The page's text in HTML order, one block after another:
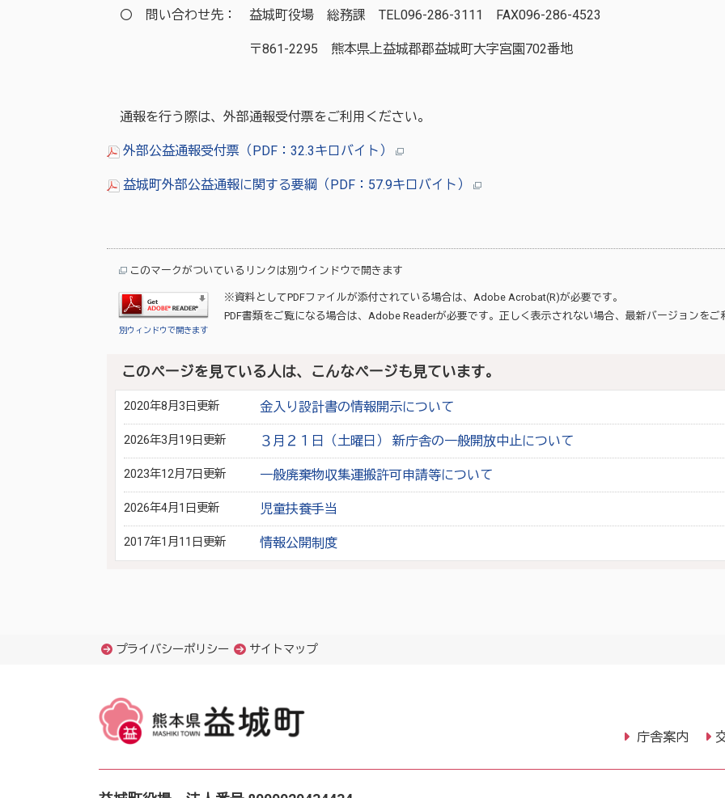
〇 問い合わせ先： 益城町役場 総務課 TEL096-286-3111 FAX096-286-4523
〒861-2295 熊本県上益城郡郡益城町大字宮園702番地
通報を行う際は、外部通報受付票をご利用ください。
外部公益通報受付票（PDF：32.3キロバイト）
益城町外部公益通報に関する要綱（PDF：57.9キロバイト）
このマークがついているリンクは別ウインドウで開きます
別ウィンドウで開きます
※資料としてPDFファイルが添付されている場合は、 Adobe Acrobat(R)が必要です。
PDF書類をご覧になる場合は、 Adobe Readerが必要です。正しく表示されない場合、最新バージョンをご
このページを見ている人は、こんなページも見ています。
2020年8月3日更新 金入り設計書の情報開示について
2026年3月19日更新 ３月２１日（土曜日） 新庁舎の一般開放中止について
2023年12月7日更新 一般廃棄物収集運搬許可申請等について
2026年4月1日更新 児童扶養手当
2017年1月11日更新 情報公開制度
プライバシーポリシー サイトマップ
庁舎案内